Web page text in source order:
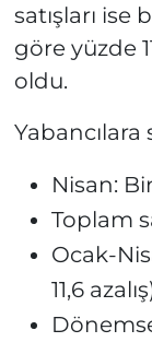
satışları ise
göre yüzde
oldu.
Yabancılara
Nisan:
Toplam
Ocak-
11,6